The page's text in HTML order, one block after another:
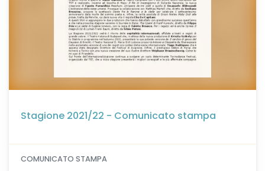
Stagione 2021/22 - Comunicato stampa
COMUNICATO STAMPA